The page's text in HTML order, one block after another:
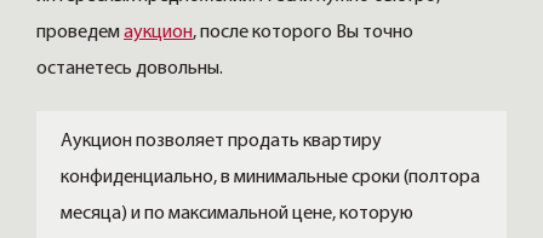
проведемаукцион, после которого Вы точно
останетесь довольны.
Аукцион позволяет продать квартиру
конфиденциально, в минимальные сроки (полтора
месяца) и по максимальной цене, которую